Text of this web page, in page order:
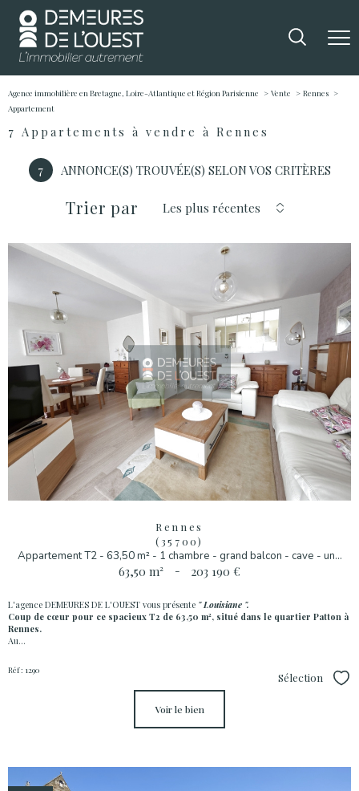
Agence immobilière en Bretagne, Loire-Atlantique et Région Parisienne Vente
Rennes
Appartement
7 Appartements à vendre à Rennes
7 ANNONCE(S) TROUVÉE(S) SELON VOS CRITÈRES
Trier par Les plus récentes
Rennes
(35700)
Appartement T2 - 63,50 m² - 1 chambre - grand balcon - cave - un...
63,50 m² - 203 190 €
L'agence DEMEURES DE L'OUEST vous présente " Louisiane ".
Coup de cœur pour ce spacieux T2 de 63,50 m², situé dans le quartier Patton à
Rennes.
Au...
Réf : 1290
Sélection
voir le bien